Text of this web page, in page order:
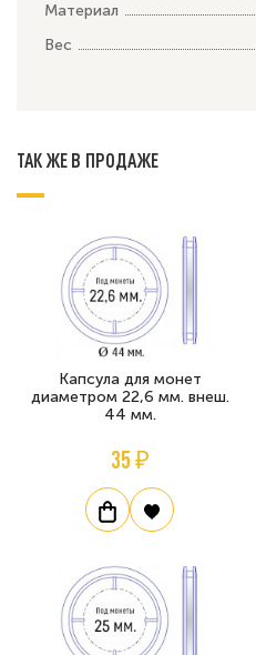
Материал
Вес
ТАК ЖЕ В ПРОДАЖЕ
Капсула для монет
диаметром 22,6 мм. внеш.
44 мм.
35 ₽